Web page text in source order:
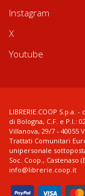
Instagram
X
Youtube
LIBRERIE.COOP
di Bologna, C.F. e P.I.:
Villanova, 29/7 - 40055
Trattati Comunitari
unipersonale
Soc. Coop., Castenaso
info@librerie.coop.it